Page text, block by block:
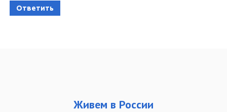
Ответить
Живем в России